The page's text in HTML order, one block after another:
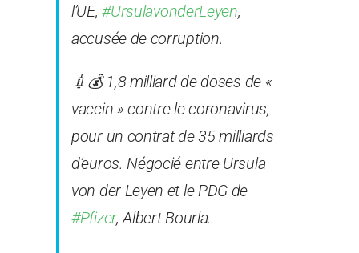
l’UE,#UrsulavonderLeyen,
accusée de corruption.
💉💰1,8 milliard de doses de «
vaccin » contre le coronavirus,
pour un contrat de 35 milliards
d’euros. Négocié entre Ursula
von der Leyen et le PDG de
#Pfizer, Albert Bourla.